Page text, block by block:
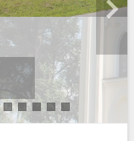
6 7 8 9 10